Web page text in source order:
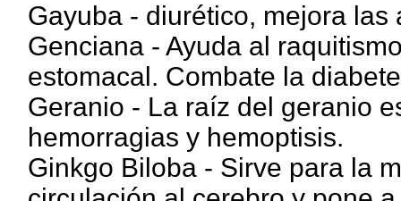
Gayuba - diurético, mejora
Genciana - Ayuda al
estomacal. Combate la
Geranio - La raíz del geranio
hemorragias y hemoptisis.
Ginkgo Biloba - Sirve para la